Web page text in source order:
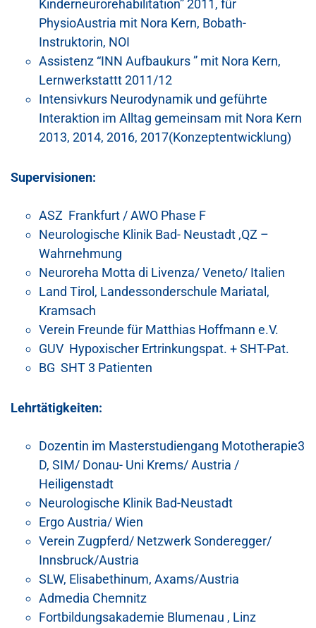
Kinderneurorehabilitation” 2011, für
PhysioAustria mit Nora Kern, Bobath-
Instruktorin, NOI
Assistenz “INN Aufbaukurs ” mit Nora Kern,
Lernwerkstattt 2011/12
Intensivkurs Neurodynamik und geführte
Interaktion im Alltag gemeinsam mit Nora Kern
2013, 2014, 2016, 2017(Konzeptentwicklung)
Supervisionen:
ASZ Frankfurt / AWO Phase F
Neurologische Klinik Bad- Neustadt ,QZ –
Wahrnehmung
Neuroreha Motta di Livenza/ Veneto/ Italien
Land Tirol, Landessonderschule Mariatal,
Kramsach
Verein Freunde für Matthias Hoffmann e.V.
GUV Hypoxischer Ertrinkungspat. + SHT-Pat.
BG SHT 3 Patienten
Lehrtätigkeiten:
Dozentin im Masterstudiengang Mototherapie3
D, SIM/ Donau- Uni Krems/ Austria /
Heiligenstadt
Neurologische Klinik Bad-Neustadt
Ergo Austria/ Wien
Verein Zugpferd/ Netzwerk Sonderegger/
Innsbruck/Austria
SLW, Elisabethinum, Axams/Austria
Admedia Chemnitz
Fortbildungsakademie Blumenau , Linz